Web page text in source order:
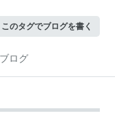
このタグでブログを書く
ログ